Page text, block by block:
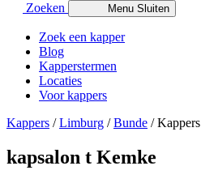
Zoeken Menu Sluiten
Zoek een kapper
Blog
Kapperstermen
Locaties
Voor kappers
Kappers /Limburg /Bunde /Kappers
kapsalon t Kemke